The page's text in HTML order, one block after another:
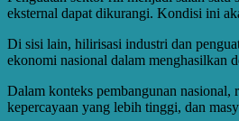
eksternal dapat dikurangi. Kondisi ini
Di sisi lain, hilirisasi industri dan
ekonomi nasional dalam menghasilkan
Dalam konteks pembangunan
kepercayaan yang lebih tinggi, dan